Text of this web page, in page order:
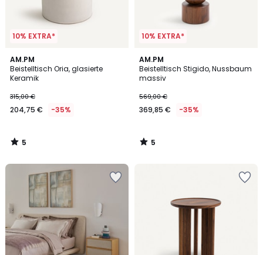
10% EXTRA*
AM.PM
Beistelltisch Oria, glasierte
Keramik
315,00 €
204,75 € -35%
5
/
5
5
/
10% EXTRA*
AM.PM
Beistelltisch Stigido, Nussbaum
massiv
569,00 €
369,85 € -35%
5
/
5
5
/